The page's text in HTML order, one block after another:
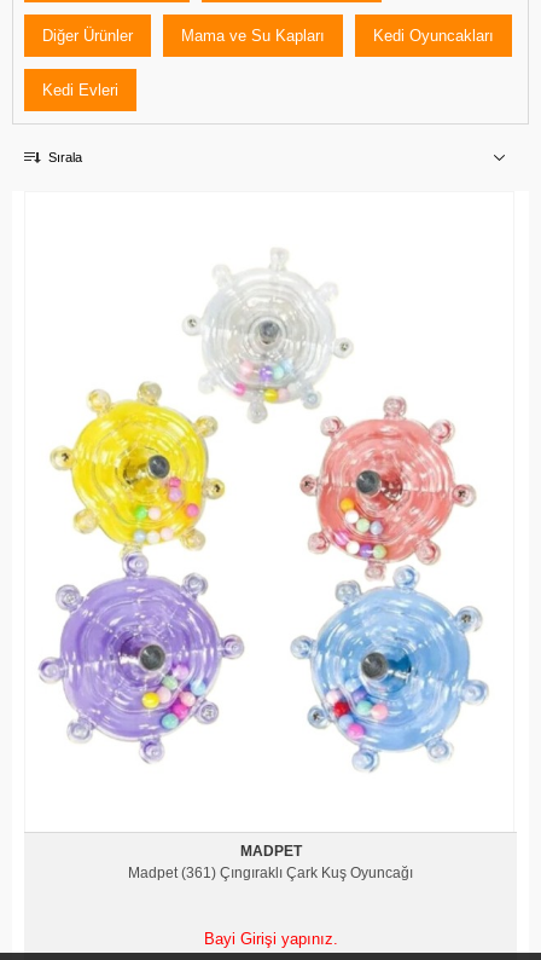
Diğer Ürünler Mama ve Su Kapları Kedi Oyuncakları
Kedi Evleri
Sırala
MADPET
Madpet (361) Çıngıraklı Çark Kuş Oyuncağı
Bayi Girişi yapınız.